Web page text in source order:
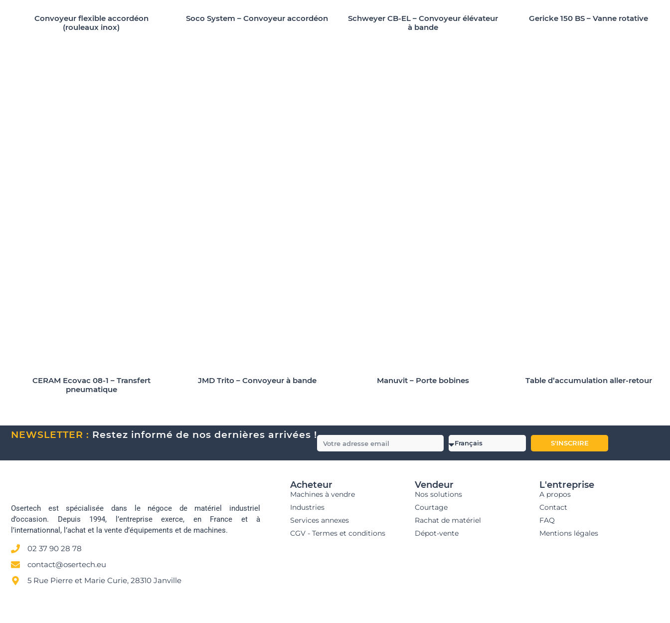
Convoyeur flexible accordéon
(rouleaux inox)
Soco System – Convoyeur accordéon
Schweyer CB-EL – Convoyeur élévateur
à bande
Gericke 150 BS – Vanne rotative
CERAM Ecovac 08-1 – Transfert
pneumatique
JMD Trito – Convoyeur à bande Manuvit – Porte bobines Table d’accumulation aller-retour
NEWSLETTER : Restez informé de nos dernières arrivées !
S'INSCRIRE
Osertech est spécialisée dans le négoce de matériel industriel
d’occasion. Depuis 1994, l’entreprise exerce, en France et à
l’internationnal, l’achat et la vente d’équipements et de machines.
02 37 90 28 78
contact@osertech.eu
5 Rue Pierre et Marie Curie, 28310 Janville
Acheteur
Machines à vendre
Industries
Services annexes
CGV - Termes et conditions
Vendeur
Nos solutions
Courtage
Rachat de matériel
Dépot-vente
L'entreprise
A propos
Contact
FAQ
Mentions légales